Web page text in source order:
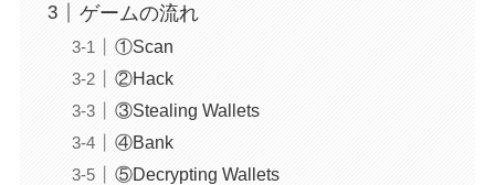
ゲームの流れ
①Scan
②Hack
③Stealing Wallets
④Bank
⑤Decrypting Wallets